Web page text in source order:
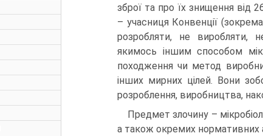
зброї та про їх знищення від
– учасниця Конвенції
розробляти, не виробляти,
якимось іншим способом
походження чи метод
інших мирних цілей. Вони
розроблення, виробництва,
Предмет злочину –
а також окремих нормативних